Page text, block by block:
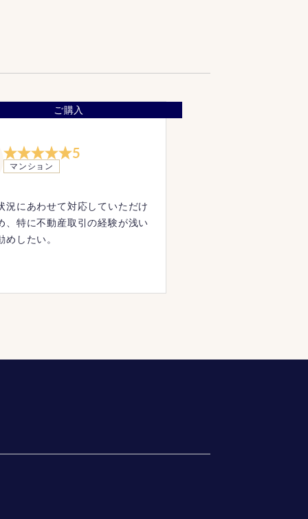
ご購入
5
マンション
況にあわせて対応していただけ
、特に不動産取引の経験が浅い
めしたい。